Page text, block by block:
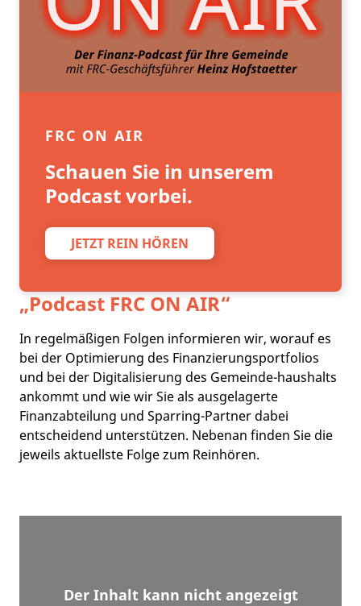
FRC ON AIR
Schauen Sie in unserem
Podcast vorbei.
JETZT REIN HÖREN
„Podcast FRC ON AIR“
In regelmäßigen Folgen informieren wir, worauf es
bei der Optimierung des Finanzierungsportfolios
und bei der Digitalisierung des Gemeinde-haushalts
ankommt und wie wir Sie als ausgelagerte
Finanzabteilung und Sparring-Partner dabei
entscheidend unterstützen. Nebenan finden Sie die
jeweils aktuellste Folge zum Reinhören.
Der Inhalt kann nicht angezeigt